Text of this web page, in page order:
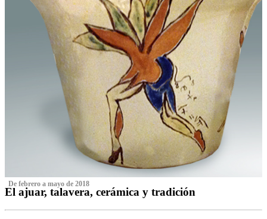
‌ De febrero a mayo de 2018
El ajuar, talavera, cerámica y tradición